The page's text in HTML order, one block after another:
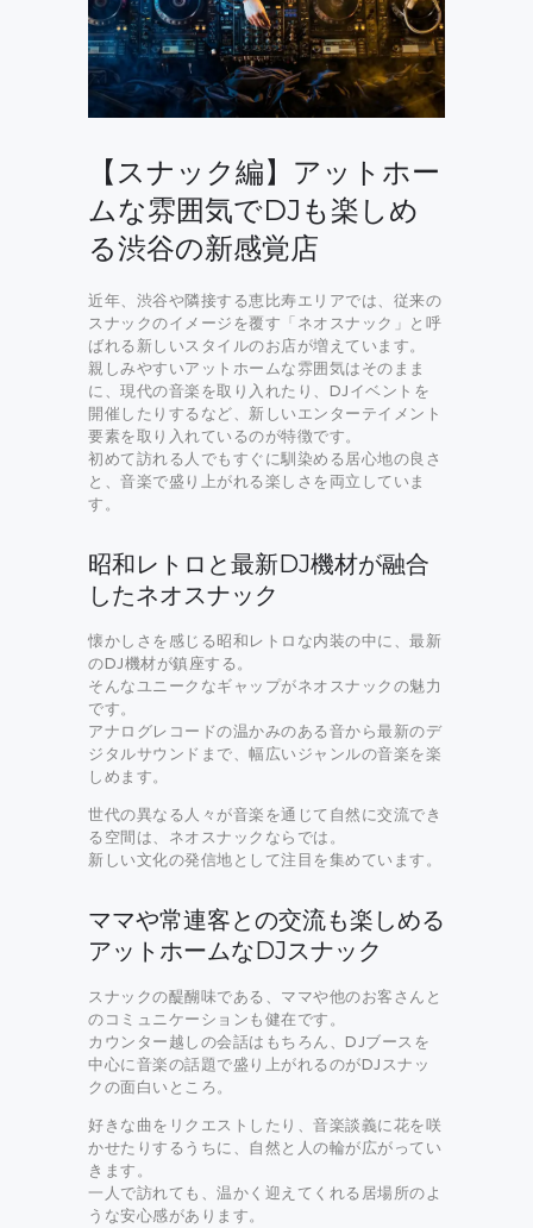
【スナック編】アットホー
ムな雰囲気でDJも楽しめ
る渋谷の新感覚店
近年、渋谷や隣接する恵比寿エリアでは、従来の
スナックのイメージを覆す「ネオスナック」と呼
ばれる新しいスタイルのお店が増えています。
親しみやすいアットホームな雰囲気はそのまま
に、現代の音楽を取り入れたり、DJイベントを
開催したりするなど、新しいエンターテイメント
要素を取り入れているのが特徴です。
初めて訪れる人でもすぐに馴染める居心地の良さ
と、音楽で盛り上がれる楽しさを両立していま
す。
昭和レトロと最新DJ機材が融合
したネオスナック
懐かしさを感じる昭和レトロな内装の中に、最新
のDJ機材が鎮座する。
そんなユニークなギャップがネオスナックの魅力
です。
アナログレコードの温かみのある音から最新のデ
ジタルサウンドまで、幅広いジャンルの音楽を楽
しめます。
世代の異なる人々が音楽を通じて自然に交流でき
る空間は、ネオスナックならでは。
新しい文化の発信地として注目を集めています。
ママや常連客との交流も楽しめる
アットホームなDJスナック
スナックの醍醐味である、ママや他のお客さんと
のコミュニケーションも健在です。
カウンター越しの会話はもちろん、DJブースを
中心に音楽の話題で盛り上がれるのがDJスナッ
クの面白いところ。
好きな曲をリクエストしたり、音楽談義に花を咲
かせたりするうちに、自然と人の輪が広がってい
きます。
一人で訪れても、温かく迎えてくれる居場所のよ
うな安心感があります。